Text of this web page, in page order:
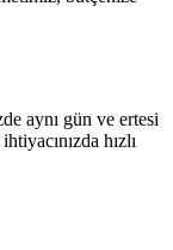
aynı gün ve ertesi
hızlı